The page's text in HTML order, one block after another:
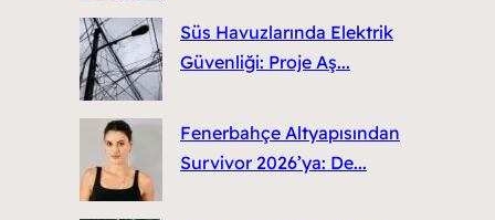
Süs Havuzlarında Elektrik
Güvenliği: Proje Aş...
Fenerbahçe Altyapısından
Survivor 2026’ya: De...